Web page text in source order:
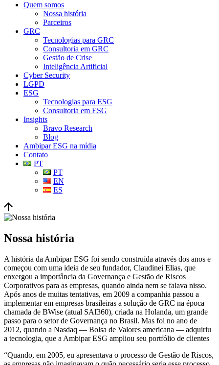
Quem somos
Nossa história
Parceiros
GRC
Tecnologias para GRC
Consultoria em GRC
Gestão de Crise
Inteligência Artificial
Cyber Security
LGPD
ESG
Tecnologias para ESG
Consultoria em ESG
Insights
Bravo Research
Blog
Ambipar ESG na mídia
Contato
PT
PT
EN
ES
Nossa história
A história da Ambipar ESG foi sendo construída através dos anos e
começou com uma ideia de seu fundador, Claudinei Elias, que
enxergou a importância da Governança e Gestão de Riscos
Corporativos para as empresas, quando ainda nem se falava nisso.
Após anos de muitas tentativas, em 2009 a companhia passou a
implementar em empresas brasileiras a solução de GRC na época
chamada de BWise (atual SAI360), criada na Holanda, um grande
passo para o setor de Governança no Brasil. Mas foi no ano de
2012, quando a Nasdaq — Bolsa de Valores americana — adquiriu
a tecnologia, que a Ambipar ESG ampliou seu portfólio de clientes
“Quando, em 2005, eu apresentava o processo de Gestão de Riscos,